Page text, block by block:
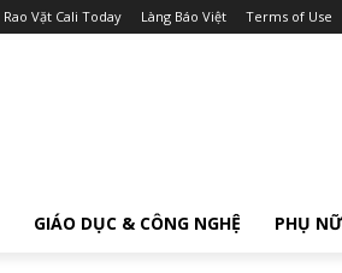
Rao Vặt Cali Today Làng Báo Việt Terms of Use
GIÁO DỤC & CÔNG NGHỆ PHỤ NỮ